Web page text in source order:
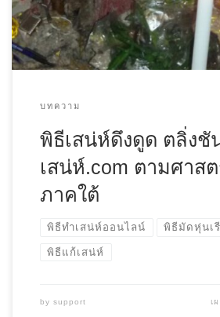
บทความ
พิธีเสน่ห์ดึงดูด ตลิ่งชั
เสน่ห์.com ตามศาส
ภาคใต้
พิธีทำเสน่ห์ออนไลน์ พิธีมัดหุ่นเ
พิธีแก้เสน่ห์
by support เ